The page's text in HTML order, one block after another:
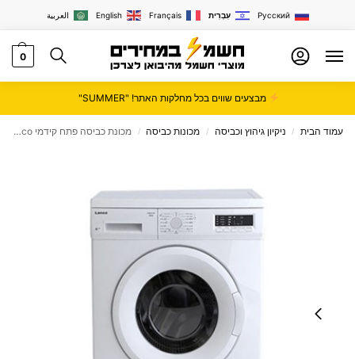
العربية English Français עִבְרִית Русский
0
מבצעים שווים בכל מחלקות האתר! "SUMMER"
עמוד הבית / ניקיון גיהוץ וכביסה / מכונות כביסה / מכונת כביסה ‏פתח קידמי Lenco ‏8 ‏ק"ג לנקו דגם LWM8100